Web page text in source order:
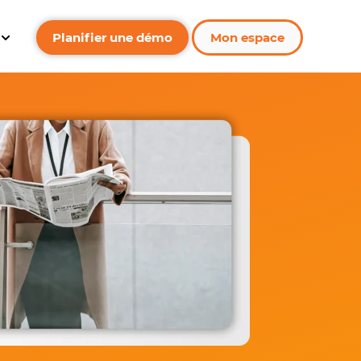
ressources
submenu for Entreprise
Planifier une démo Mon espace